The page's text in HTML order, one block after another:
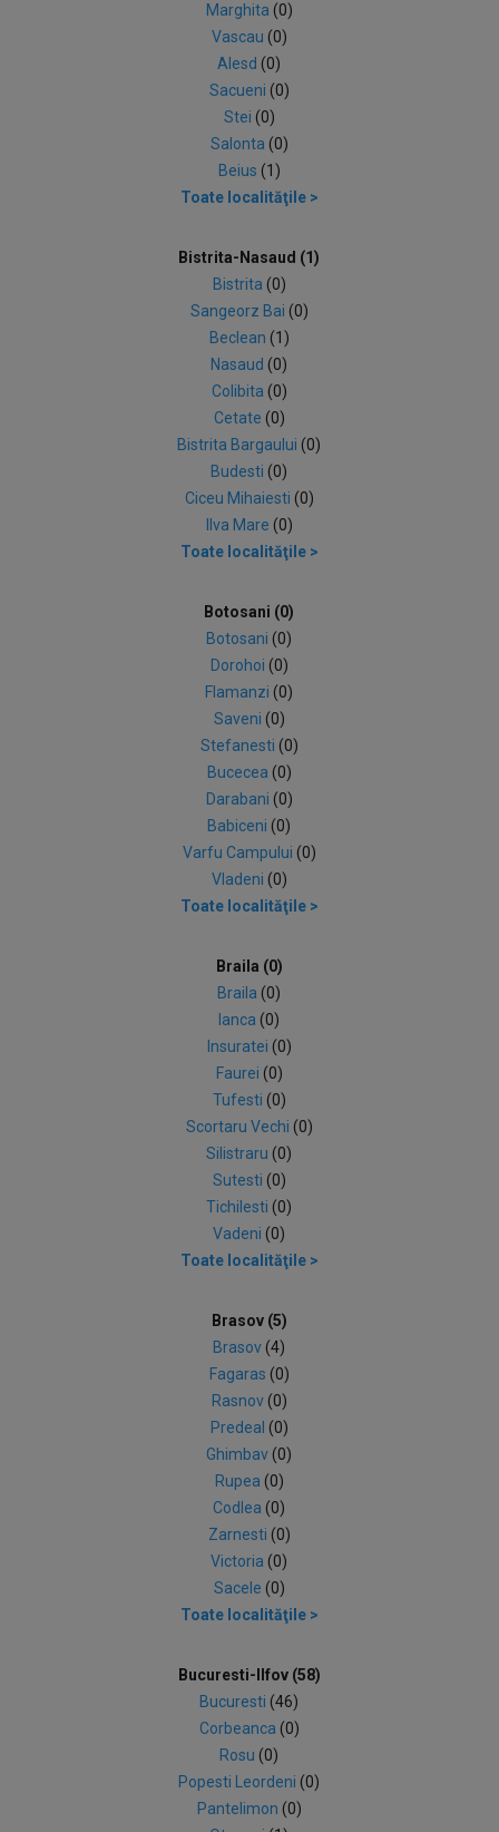
Marghita (0)
Vascau (0)
Alesd (0)
Sacueni (0)
Stei (0)
Salonta (0)
Beius (1)
Toate localităţile >
Bistrita-Nasaud (1)
Bistrita (0)
Sangeorz Bai (0)
Beclean (1)
Nasaud (0)
Colibita (0)
Cetate (0)
Bistrita Bargaului (0)
Budesti (0)
Ciceu Mihaiesti (0)
Ilva Mare (0)
Toate localităţile >
Botosani (0)
Botosani (0)
Dorohoi (0)
Flamanzi (0)
Saveni (0)
Stefanesti (0)
Bucecea (0)
Darabani (0)
Babiceni (0)
Varfu Campului (0)
Vladeni (0)
Toate localităţile >
Braila (0)
Braila (0)
Ianca (0)
Insuratei (0)
Faurei (0)
Tufesti (0)
Scortaru Vechi (0)
Silistraru (0)
Sutesti (0)
Tichilesti (0)
Vadeni (0)
Toate localităţile >
Brasov (5)
Brasov (4)
Fagaras (0)
Rasnov (0)
Predeal (0)
Ghimbav (0)
Rupea (0)
Codlea (0)
Zarnesti (0)
Victoria (0)
Sacele (0)
Toate localităţile >
Bucuresti-Ilfov (58)
Bucuresti (46)
Corbeanca (0)
Rosu (0)
Popesti Leordeni (0)
Pantelimon (0)